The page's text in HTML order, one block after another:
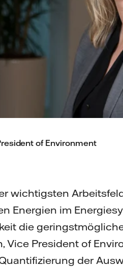
of Environment
wichtigsten
Energien im
die
Vice President of
der